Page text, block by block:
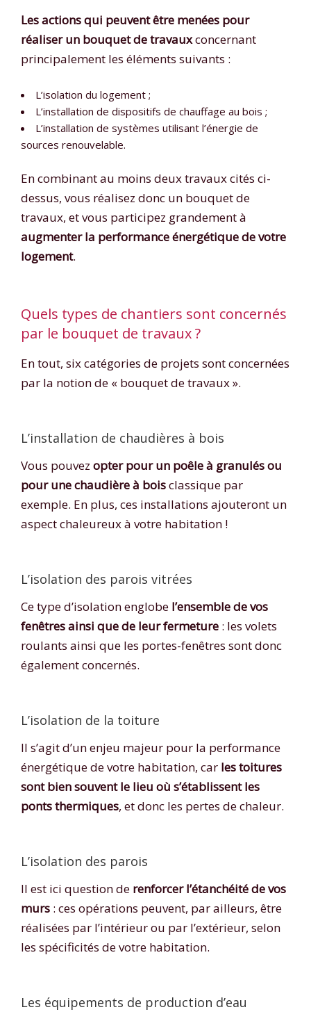
Les actions qui peuvent être menées pour
réaliser un bouquet de travauxconcernant
principalement les éléments suivants :
L’isolation du logement ;
L’installation de dispositifs de chauffage au bois ;
L’installation de systèmes utilisant l’énergie de
sources renouvelable.
En combinant au moins deux travaux cités ci-
dessus, vous réalisez donc un bouquet de
travaux, et vous participez grandement à
augmenter la performance énergétique de votre
logement.
Quels types de chantiers sont concernés
par le bouquet de travaux ?
En tout, six catégories de projets sont concernées
par la notion de « bouquet de travaux ».
L’installation de chaudières à bois
Vous pouvez opter pour un poêle à granulés ou
pour une chaudière à boisclassique par
exemple. En plus, ces installations ajouteront un
aspect chaleureux à votre habitation !
L’isolation des parois vitrées
Ce type d’isolation englobe l’ensemble de vos
fenêtres ainsi que de leur fermeture : les volets
roulants ainsi que les portes-fenêtres sont donc
également concernés.
L’isolation de la toiture
Il s’agit d’un enjeu majeur pour la performance
énergétique de votre habitation, car les toitures
sont bien souvent le lieu où s’établissent les
ponts thermiques, et donc les pertes de chaleur.
L’isolation des parois
Il est ici question de renforcer l’étanchéité de vos
murs : ces opérations peuvent, par ailleurs, être
réalisées par l’intérieur ou par l’extérieur, selon
les spécificités de votre habitation.
Les équipements de production d’eau